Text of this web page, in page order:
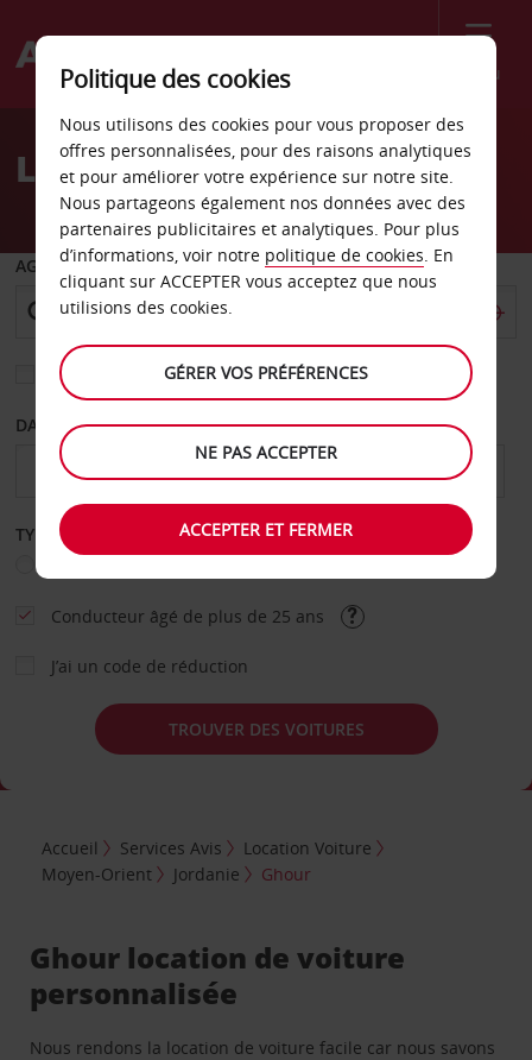
Menu
Welcome
AvisLocation de voiture Ghour
AGENCE DE DÉPART
Sélectionnez une autre agence de retour
DATE DE DÉPART DATE DE RETOUR
TYPE DE LOCATION
Conducteur âgé de plus de 25 ans
J’ai un code de réduction
TROUVER DES VOITURES
Accueil Services Avis
Location Voiture
Moyen-Orient
Jordanie Ghour
Ghour location de voiture
personnalisée
Nous rendons la location de voiture facile car nous savons
Politique des cookies
Nous utilisons des cookies pour vous proposer des
offres personnalisées, pour des raisons analytiques
et pour améliorer votre expérience sur notre site.
Nous partageons également nos données avec des
partenaires publicitaires et analytiques. Pour plus
d’informations, voir notre politique de cookies. En
cliquant sur ACCEPTER vous acceptez que nous
utilisions des cookies.
GÉRER VOS PRÉFÉRENCES
NE PAS ACCEPTER
ACCEPTER ET FERMER